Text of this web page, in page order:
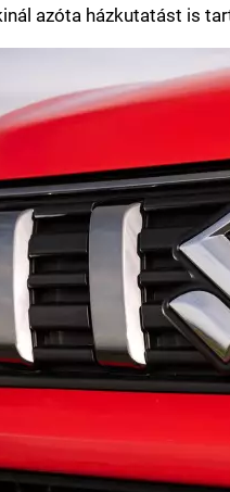
azóta házkutatást is